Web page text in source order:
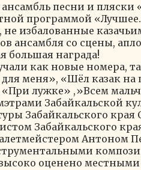
песни и пляски
программой
избалованные
ансамбля со сцены,
большая награда!
как новые номера,
меня», «Шёл казак
лужке» ,»Всем
Забайкальской
Забайкальского
Забайкальского
Антоном
оценено